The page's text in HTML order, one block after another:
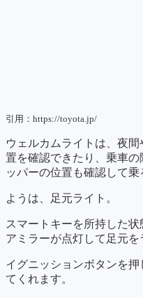
引用：https://toyota.jp/
ウェルカムライトは、夜
置を確認できたり、乗車
ッパーの位置も確認して乗
ようは、足元ライト。
スマートキーを所持した
アミラーが点灯して足元を
イグニッションボタンを
てくれます。